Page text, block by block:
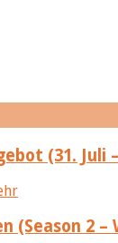
(31. Juli
(Season 2 –